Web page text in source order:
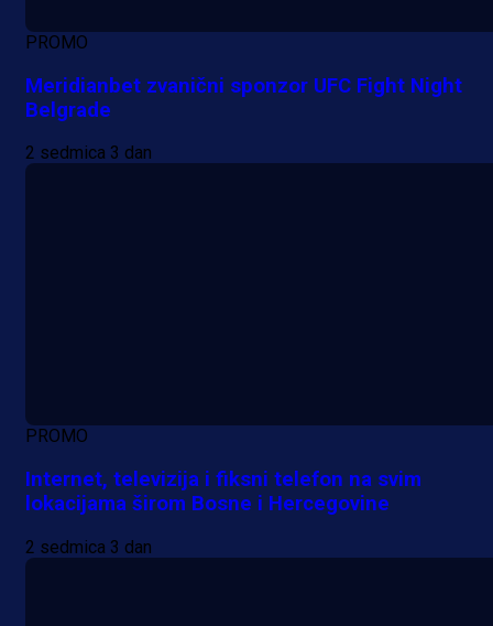
PROMO
Meridianbet zvanični sponzor UFC Fight Night
Belgrade
2 sedmica 3 dan
PROMO
Internet, televizija i fiksni telefon na svim
lokacijama širom Bosne i Hercegovine
2 sedmica 3 dan